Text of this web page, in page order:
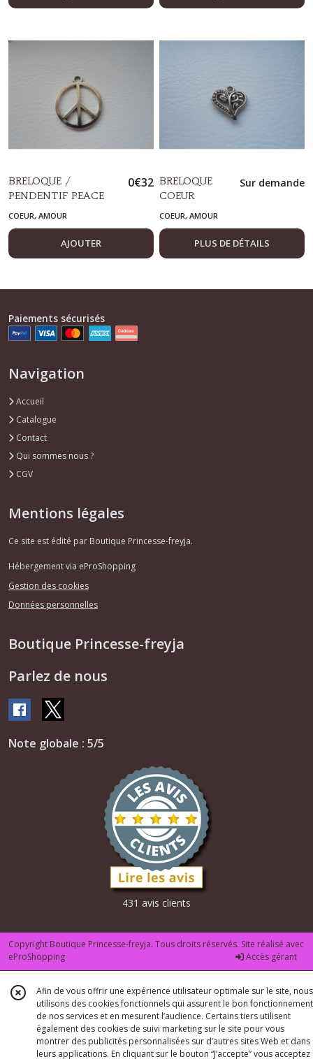
BRELOQUE /
PENDENTIF PEACE
AND LOVE METAL
0€32
COEUR, AMOUR
AJOUTER
BRELOQUE
COEUR
SCULPTE
ARGENTE
Sur demande
COEUR, AMOUR
PLUS DE DÉTAILS
Paiements sécurisés
Navigation
Accueil
Catalogue
Contact
Qui sommes nous ?
CGV
Mentions légales
Ce site est édité par Boutique Princesse-freyja.
Hébergement via eProShopping
Gestion des cookies
Données personnelles
Boutique Princesse-freyja
Parlez de nous
Note globale : 5/5
431 avis clients
Copyright Boutique Princesse-freyja. Tous droits réservés. Site réalisé avec
eProShopping
Accès gérant
Afin de vous offrir une expérience utilisateur optimale sur le site, nous
utilisons des cookies fonctionnels qui assurent le bon fonctionnement
de nos services et en mesurent l’audience. Certains tiers utilisent
également des cookies de suivi marketing sur le site pour vous
montrer des publicités personnalisées sur d’autres sites Web et dans
leurs applications. En cliquant sur le bouton “J’accepte” vous acceptez